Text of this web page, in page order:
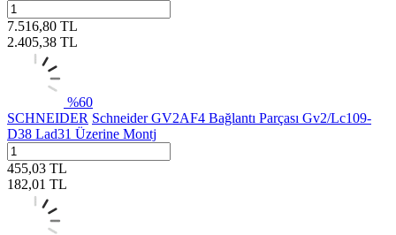
7.516,80 TL
2.405,38 TL
%60
SCHNEIDER Schneider GV2AF4 Bağlantı Parçası Gv2/Lc109-
D38 Lad31 Üzerine Montj
455,03 TL
182,01 TL